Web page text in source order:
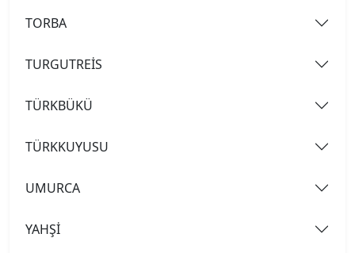
TORBA
TURGUTREİS
TÜRKBÜKÜ
TÜRKKUYUSU
UMURCA
YAHŞİ